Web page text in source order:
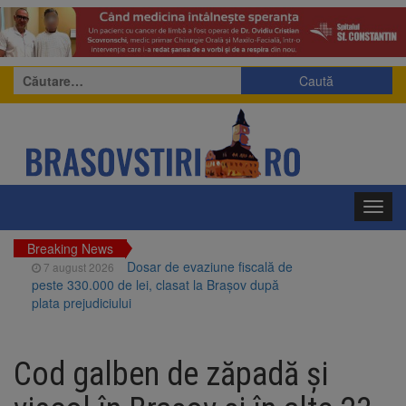
Caută
după:
Breaking News
7 august 2026
Dosar de evaziune fiscală de
peste 330.000 de lei, clasat la Brașov după
plata prejudiciului
sistarea plăților către Brai-Cata și Comprest.
Motivul: platforme de gunoi neigienizate
Cod galben de zăpadă şi